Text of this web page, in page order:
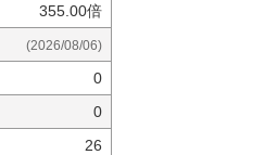
355.00倍
(2026/08/06)
0
0
26